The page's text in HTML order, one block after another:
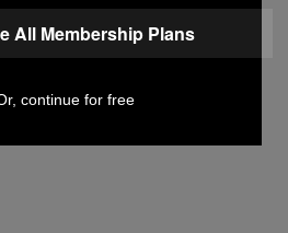
All Membership Plans
continue for free